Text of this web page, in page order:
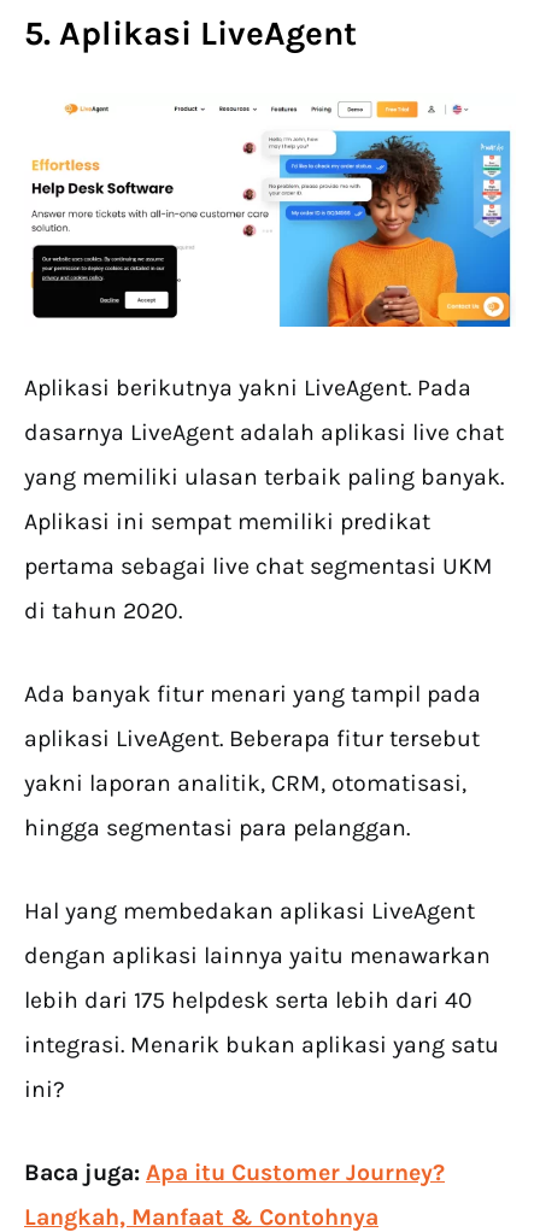
5. Aplikasi LiveAgent
Aplikasi berikutnya yakni LiveAgent. Pada
dasarnya LiveAgent adalah aplikasi live chat
yang memiliki ulasan terbaik paling banyak.
Aplikasi ini sempat memiliki predikat
pertama sebagai live chat segmentasi UKM
di tahun 2020.
Ada banyak fitur menari yang tampil pada
aplikasi LiveAgent. Beberapa fitur tersebut
yakni laporan analitik, CRM, otomatisasi,
hingga segmentasi para pelanggan.
Hal yang membedakan aplikasi LiveAgent
dengan aplikasi lainnya yaitu menawarkan
lebih dari 175 helpdesk serta lebih dari 40
integrasi. Menarik bukan aplikasi yang satu
ini?
Baca juga: Apa itu Customer Journey?
Langkah, Manfaat & Contohnya